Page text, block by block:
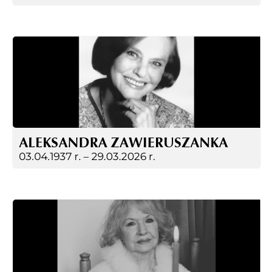
ALEKSANDRA ZAWIERUSZANKA
03.04.1937 r. – 29.03.2026 r.